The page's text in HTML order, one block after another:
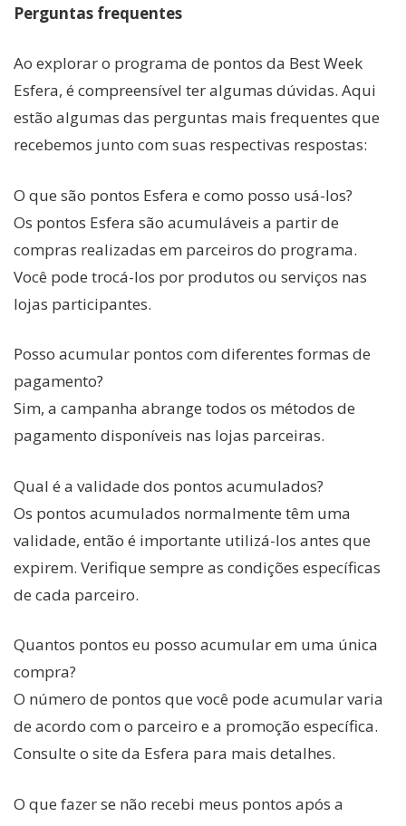
Perguntas frequentes
Ao explorar o programa de pontos da Best Week
Esfera, é compreensível ter algumas dúvidas. Aqui
estão algumas das perguntas mais frequentes que
recebemos junto com suas respectivas respostas:
O que são pontos Esfera e como posso usá-los?
Os pontos Esfera são acumuláveis a partir de
compras realizadas em parceiros do programa.
Você pode trocá-los por produtos ou serviços nas
lojas participantes.
Posso acumular pontos com diferentes formas de
pagamento?
Sim, a campanha abrange todos os métodos de
pagamento disponíveis nas lojas parceiras.
Qual é a validade dos pontos acumulados?
Os pontos acumulados normalmente têm uma
validade, então é importante utilizá-los antes que
expirem. Verifique sempre as condições específicas
de cada parceiro.
Quantos pontos eu posso acumular em uma única
compra?
O número de pontos que você pode acumular varia
de acordo com o parceiro e a promoção específica.
Consulte o site da Esfera para mais detalhes.
O que fazer se não recebi meus pontos após a